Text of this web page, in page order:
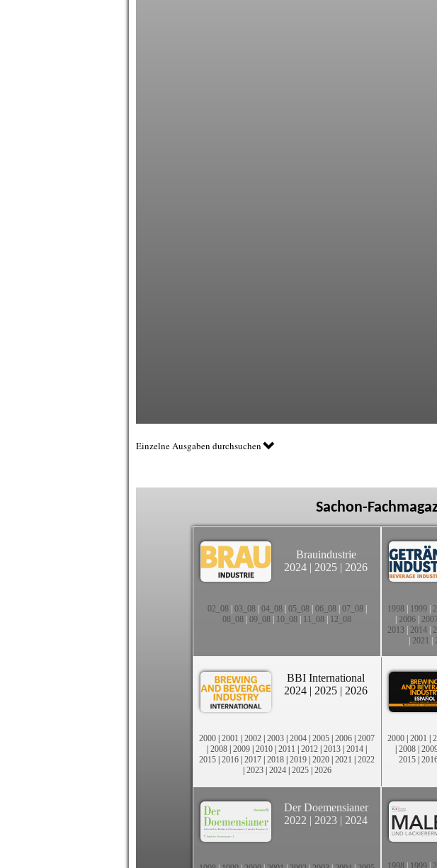
Einzelne Ausgaben durchsuchen
Sachon-
Brauindustrie
2024 | 2025 | 2026
02_08| 03_08| 04_08| 05_08| 06_08| 07_08|
08_08 09_08 10_08 11_08 12_08
1998 1999
2006
2013 2014
2021
BBI International
2024 | 2025 | 2026
2000 | 2001 | 2002 | 2003 | 2004 | 2005 | 2006 | 2007
| 2008 | 2009 | 2010 | 2011 | 2012 | 2013 | 2014 |
2015 | 2016 | 2017 | 2018 | 2019 | 2020 | 2021 | 2022
| 2023| 2024| 2025| 2026
2000 | 2001 |
| 2008 |
2015 |
Der Doemensianer
2022 | 2023 | 2024
1998 1999